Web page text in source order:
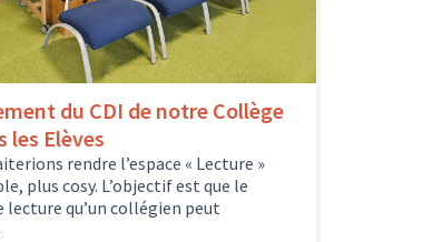
du CDI de notre Collège
les Elèves
rendre l’espace « Lecture »
plus cosy. L’objectif est que le
lecture qu’un collégien peut